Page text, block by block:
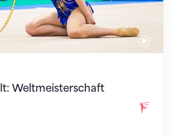
Weltmeisterschaft